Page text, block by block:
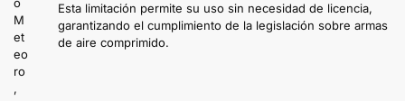
Esta limitación permite su uso sin necesidad de licencia,
garantizando el cumplimiento de la legislación sobre armas
de aire comprimido.